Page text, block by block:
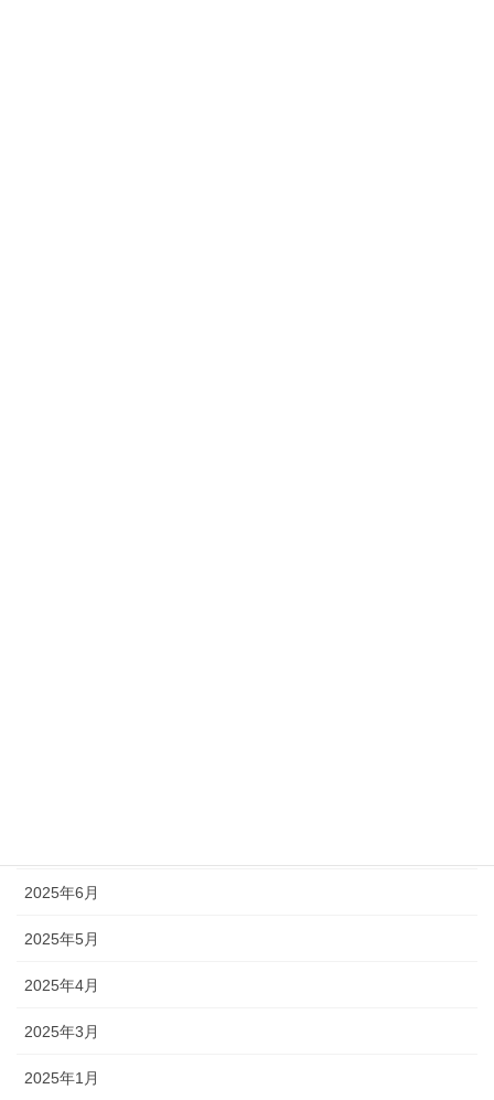
2025年6月
2025年5月
2025年4月
2025年3月
2025年1月